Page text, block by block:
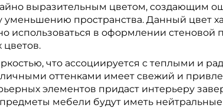
выразительным цветом, создающим
уменьшению пространства. Данный цвет
использоваться в оформлении стеновой
цветов.
что ассоциируется с теплыми и
оттенками имеет свежий и
элементов придаст интерьеру
мебели будут иметь